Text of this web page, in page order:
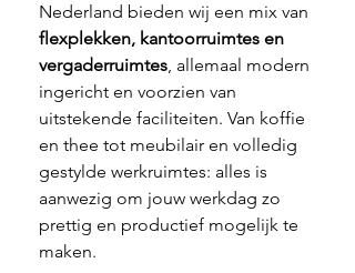
Nederland bieden wij een mix van
flexplekken, kantoorruimtes en
vergaderruimtes, allemaal modern
ingericht en voorzien van
uitstekende faciliteiten. Van koffie
en thee tot meubilair en volledig
gestylde werkruimtes: alles is
aanwezig om jouw werkdag zo
prettig en productief mogelijk te
maken.